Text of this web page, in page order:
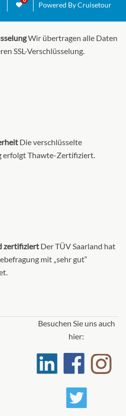
Powered By Cruisetour
Wir übertragen alle Daten
SSL-Verschlüsselung.
Die verschlüsselte
erfolgt Thawte-Zertifiziert.
zertifiziert Der TÜV Saarland hat
mit „sehr gut“
Besuchen Sie uns auch
hier: